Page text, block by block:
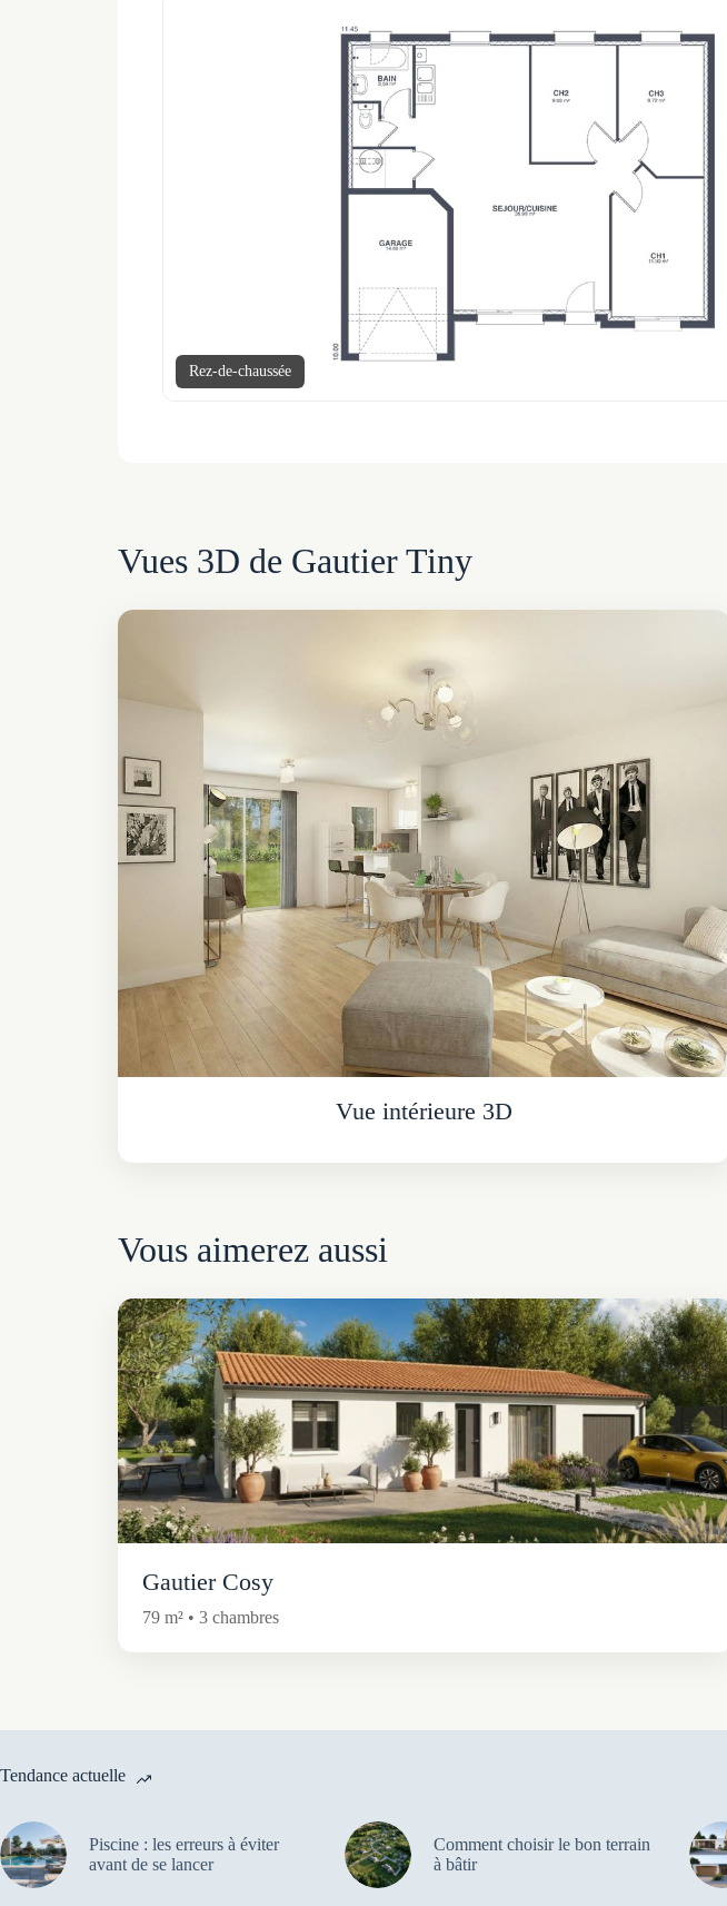
Rez-de-chaussée
Vues 3D de Gautier Tiny
Vue intérieure 3D
Vous aimerez aussi
Gautier Cosy
79 m² • 3 chambres
Tendance actuelle
Piscine : les erreurs à éviter
avant de se lancer
Comment choisir le bon terrain
à bâtir